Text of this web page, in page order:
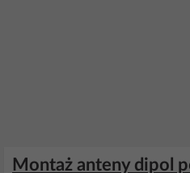
Montaż anteny dipol